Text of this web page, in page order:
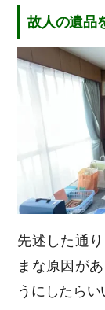
故人の遺品
先述した通
まな原因が
うにしたらい